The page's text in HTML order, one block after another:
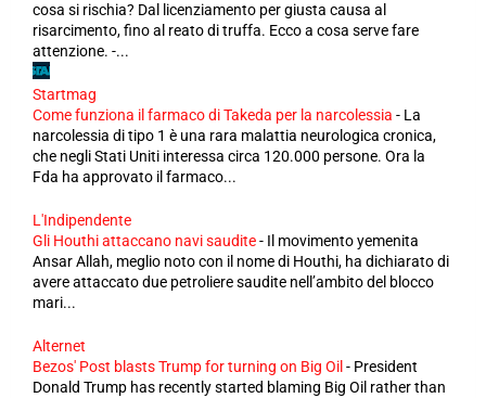
cosa si rischia? Dal licenziamento per giusta causa al
risarcimento, fino al reato di truffa. Ecco a cosa serve fare
attenzione. -...
Startmag
Come funziona il farmaco di Takeda per la narcolessia - La
narcolessia di tipo 1 è una rara malattia neurologica cronica,
che negli Stati Uniti interessa circa 120.000 persone. Ora la
Fda ha approvato il farmaco...
L'Indipendente
Gli Houthi attaccano navi saudite- Il movimento yemenita
Ansar Allah, meglio noto con il nome di Houthi, ha dichiarato di
avere attaccato due petroliere saudite nell’ambito del blocco
mari...
Alternet
Bezos' Post blasts Trump for turning on Big Oil - President
Donald Trump has recently started blaming Big Oil rather than